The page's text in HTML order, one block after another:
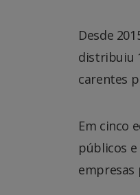
Desde
distribuiu
carentes
Em cinco
públicos
empresas